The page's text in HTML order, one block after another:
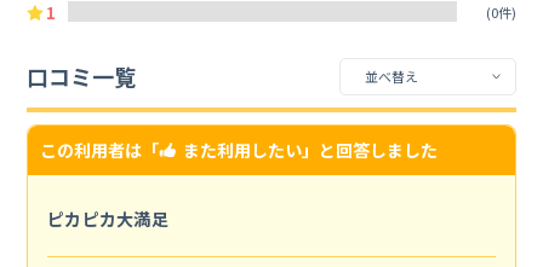
1 (0件)
口コミ一覧
この利用者は「 また利用したい」と回答しました
ピカピカ大満足